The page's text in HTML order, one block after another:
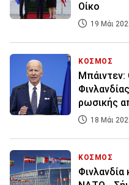
Οίκο
19 Μάι
ΚΟΣΜΟΣ
ρωσικής
18 Μάι
ΚΟΣΜΟΣ